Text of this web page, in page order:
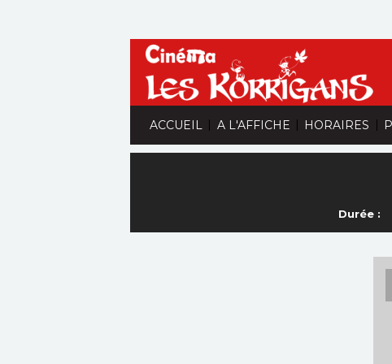
ACCUEIL | A L'AFFICHE | HORAIRES |
Durée :